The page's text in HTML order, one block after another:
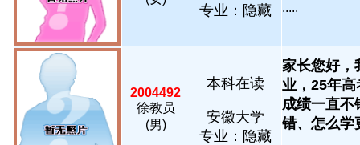
专业：隐藏
.....
2004492
徐教员
(男)
本科在读
安徽大学
专业：隐藏
家长您好，
业，25年
成绩一直不
错、怎么学